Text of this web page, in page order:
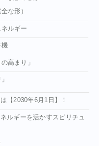
な形）
ルギー
機
高まり」
【2030年6月1日】！
ルギーを活かすスピリチュ